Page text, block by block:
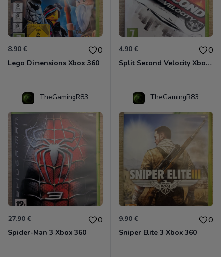
8.90 € 0
Lego Dimensions Xbox 360
4.90 € 0
Split Second Velocity Xbox 360
TheGamingR83
27.90 € 0
Spider-Man 3 Xbox 360
TheGamingR83
9.90 € 0
Sniper Elite 3 Xbox 360